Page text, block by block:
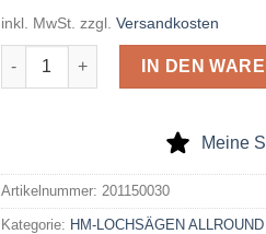
inkl. MwSt. zzgl. Versandkosten
Hartmetall-bestückte Lochsäge
IN DEN
Meine
Artikelnummer: 201150030
Kategorie: HM-LOCHSÄGEN